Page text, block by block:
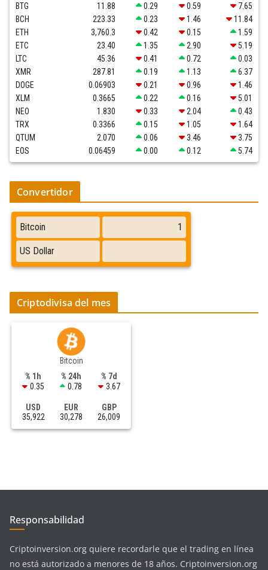
BTG
11.88 0.29 0.59
7.65
BCH
223.33 0.23 1.46
11.84
ETH
3,760.3 0.42 0.15
1.59
ETC
23.40 1.35 2.90
5.19
LTC
45.36 0.41 0.72
0.03
XMR
287.81 0.19 1.13
6.37
DOGE
0.06903 0.21 0.96
1.46
XLM
0.3665 0.22 0.16
5.01
NEO
1.830 0.33 2.04
0.43
TRX
0.3366 0.15 1.05
1.64
QTUM
2.070 0.06 3.46
3.75
EOS
0.06459 0.00 0.12 5.74
Convertidor
Criptodivisa del mes
Bitcoin
% 1h
0.35
% 24h
0.78
% 7d
3.67
USD
35,922
EUR
30,278
GBP
26,009
Responsabilidad
Criptoinversion.org quiere recordarle que el trading en línea
no está autorizado a menores de 18 años. Criptoinversion.org